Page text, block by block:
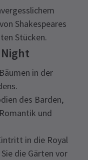
Shakespeares
Stücken.
in der
des Barden,
und
in die Royal
die Gärten vor